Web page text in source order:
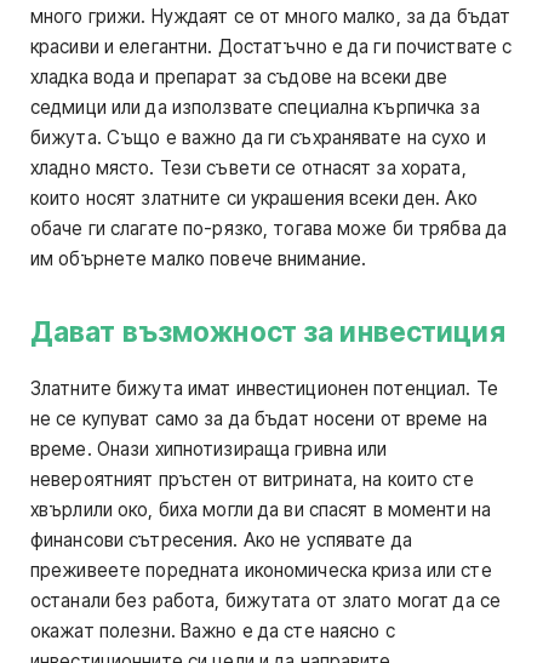
много грижи. Нуждаят се от много малко, за да бъдат
красиви и елегантни. Достатъчно е да ги почиствате с
хладка вода и препарат за съдове на всеки две
седмици или да използвате специална кърпичка за
бижута. Също е важно да ги съхранявате на сухо и
хладно място. Тези съвети се отнасят за хората,
които носят златните си украшения всеки ден. Ако
обаче ги слагате по-рязко, тогава може би трябва да
им обърнете малко повече внимание.
Дават възможност за инвестиция
Златните бижута имат инвестиционен потенциал. Те
не се купуват само за да бъдат носени от време на
време. Онази хипнотизираща гривна или
невероятният пръстен от витрината, на които сте
хвърлили око, биха могли да ви спасят в моменти на
финансови сътресения. Ако не успявате да
преживеете поредната икономическа криза или сте
останали без работа, бижутата от злато могат да се
окажат полезни. Важно е да сте наясно с